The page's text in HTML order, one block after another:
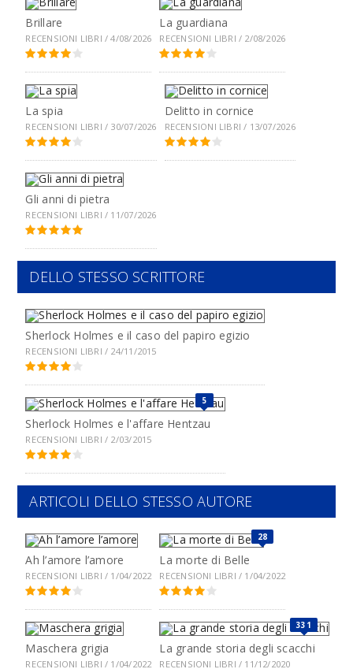
Brillare
RECENSIONI LIBRI / 4/08/2026
La guardiana
RECENSIONI LIBRI / 2/08/2026
La spia
RECENSIONI LIBRI / 30/07/2026
Delitto in cornice
RECENSIONI LIBRI / 13/07/2026
Gli anni di pietra
RECENSIONI LIBRI / 11/07/2026
DELLO STESSO SCRITTORE
Sherlock Holmes e il caso del papiro egizio
RECENSIONI LIBRI / 24/11/2015
5
Sherlock Holmes e l'affare Hentzau
RECENSIONI LIBRI / 2/03/2015
ARTICOLI DELLO STESSO AUTORE
Ah l’amore l’amore
RECENSIONI LIBRI / 1/04/2022
28
La morte di Belle
RECENSIONI LIBRI / 1/04/2022
Maschera grigia
RECENSIONI LIBRI / 1/04/2022
331
La grande storia degli scacchi
RECENSIONI LIBRI / 11/12/2020